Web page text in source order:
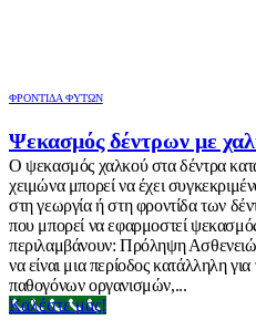
ΦΡΟΝΤΊΔΑ ΦΥΤΏΝ
Ψεκασμός δέντρων με
Ο ψεκασμός χαλκού στα δέντρα
χειμώνα μπορεί να έχει
στη γεωργία ή στη φροντίδα των
που μπορεί να εφαρμοστεί
περιλαμβάνουν: Πρόληψη
να είναι μια περίοδος κατάλληλη
παθογόνων οργανισμών,...
Καλέστε μας!